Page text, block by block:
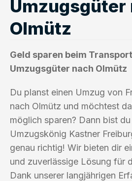
Umzugsgüter
Olmütz
Geld sparen beim
Umzugsgüter nach Olmütz
Du planst einen Umzug von
nach Olmütz und möchtest
möglich sparen? Dann bist
Umzugskönig Kastner
genau richtig! Wir bieten dir
und zuverlässige Lösung für
Dank unserer langjährigen